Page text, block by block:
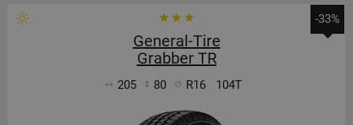
-33%
General-Tire
Grabber TR
205 80 R16 104T